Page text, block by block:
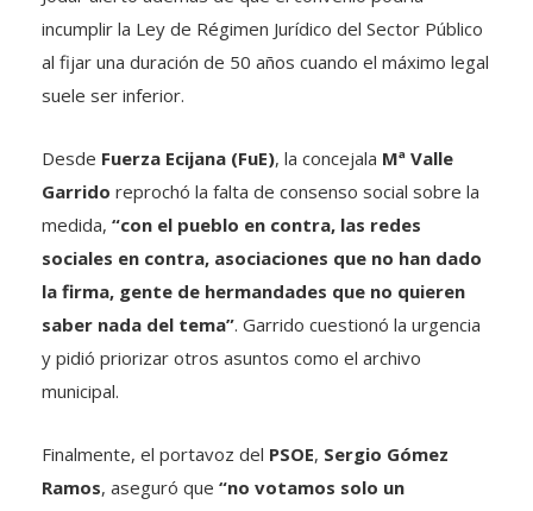
incumplir la Ley de Régimen Jurídico del Sector Público
al fijar una duración de 50 años cuando el máximo legal
suele ser inferior.
Desde Fuerza Ecijana (FuE), la concejala Mª Valle
Garrido reprochó la falta de consenso social sobre la
medida, “con el pueblo en contra, las redes
sociales en contra, asociaciones que no han dado
la firma, gente de hermandades que no quieren
saber nada del tema”. Garrido cuestionó la urgencia
y pidió priorizar otros asuntos como el archivo
municipal.
Finalmente, el portavoz del PSOE, Sergio Gómez
Ramos, aseguró que “no votamos solo un